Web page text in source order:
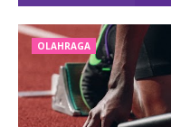
OLAHRAGA